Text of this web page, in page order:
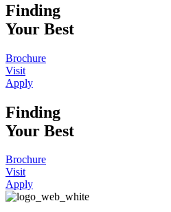
Finding
Your Best
Brochure
Visit
Apply
Finding
Your Best
Brochure
Visit
Apply